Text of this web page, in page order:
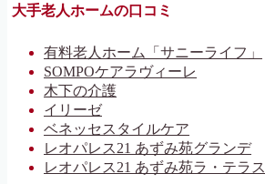
大手老人ホームの口コミ
有料老人ホーム「サニーライフ」
SOMPOケアラヴィーレ
木下の介護
イリーゼ
ベネッセスタイルケア
レオパレス21 あずみ苑グランデ
レオパレス21 あずみ苑ラ・テラス